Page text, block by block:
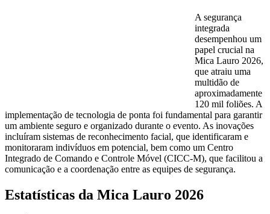
A segurança
integrada
desempenhou um
papel crucial na
Mica Lauro 2026,
que atraiu uma
multidão de
aproximadamente
120 mil foliões. A
implementação de tecnologia de ponta foi fundamental para garantir
um ambiente seguro e organizado durante o evento. As inovações
incluíram sistemas de reconhecimento facial, que identificaram e
monitoraram indivíduos em potencial, bem como um Centro
Integrado de Comando e Controle Móvel (CICC-M), que facilitou a
comunicação e a coordenação entre as equipes de segurança.
Estatísticas da Mica Lauro 2026